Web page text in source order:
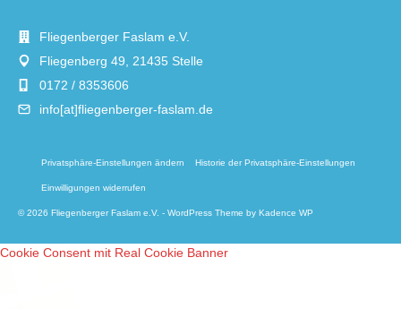
Fliegenberger Faslam e.V.
Fliegenberg 49, 21435 Stelle
0172 / 8353606
info[at]fliegenberger-faslam.de
Privatsphäre-Einstellungen ändern Historie der Privatsphäre-Einstellungen
Einwilligungen widerrufen
© 2026 Fliegenberger Faslam e.V. - WordPress Theme by Kadence WP
Cookie Consent mit Real Cookie Banner